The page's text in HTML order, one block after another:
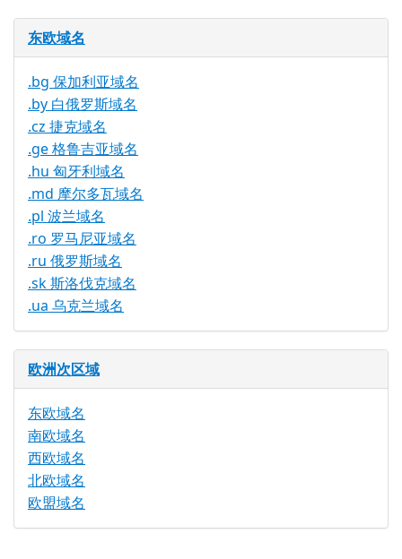
东欧域名
.bg 保加利亚域名
.by 白俄罗斯域名
.cz 捷克域名
.ge 格鲁吉亚域名
.hu 匈牙利域名
.md 摩尔多瓦域名
.pl 波兰域名
.ro 罗马尼亚域名
.ru 俄罗斯域名
.sk 斯洛伐克域名
.ua 乌克兰域名
欧洲次区域
东欧域名
南欧域名
西欧域名
北欧域名
欧盟域名